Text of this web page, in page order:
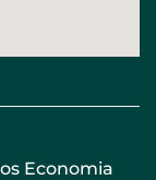
Economia